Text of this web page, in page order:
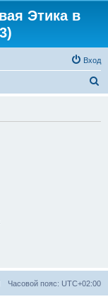
Этика в
Вход
Часовой пояс: UTC+02:00